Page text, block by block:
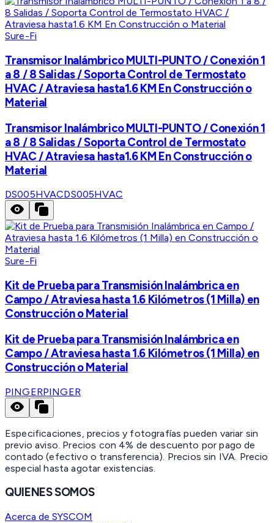
Sure-Fi
Transmisor Inalámbrico MULTI-PUNTO / Conexión 1
a 8 / 8 Salidas / Soporta Control de Termostato
HVAC / Atraviesa hasta1.6 KM En Construcción o
Material
Transmisor Inalámbrico MULTI-PUNTO / Conexión 1
a 8 / 8 Salidas / Soporta Control de Termostato
HVAC / Atraviesa hasta1.6 KM En Construcción o
Material
DS005HVACDS005HVAC
Sure-Fi
Kit de Prueba para Transmisión Inalámbrica en
Campo / Atraviesa hasta 1.6 Kilómetros (1 Milla) en
Construcción o Material
Kit de Prueba para Transmisión Inalámbrica en
Campo / Atraviesa hasta 1.6 Kilómetros (1 Milla) en
Construcción o Material
PINGERPINGER
Especificaciones, precios y fotografías pueden variar sin
previo aviso. Precios con 4% de descuento por pago de
contado (efectivo o transferencia). Precios sin IVA. Precio
especial hasta agotar existencias.
QUIENES SOMOS
Acerca de SYSCOM